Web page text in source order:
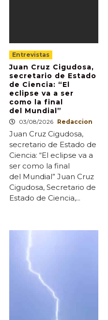
Entrevistas
Juan Cruz Cigudosa,
secretario de Estado
de Ciencia: “El
eclipse va a ser
como la final
del Mundial”
03/08/2026 Redaccion
Juan Cruz Cigudosa,
secretario de Estado de
Ciencia: “El eclipse va a
ser como la final
del Mundial” Juan Cruz
Cigudosa, Secretario de
Estado de Ciencia,...